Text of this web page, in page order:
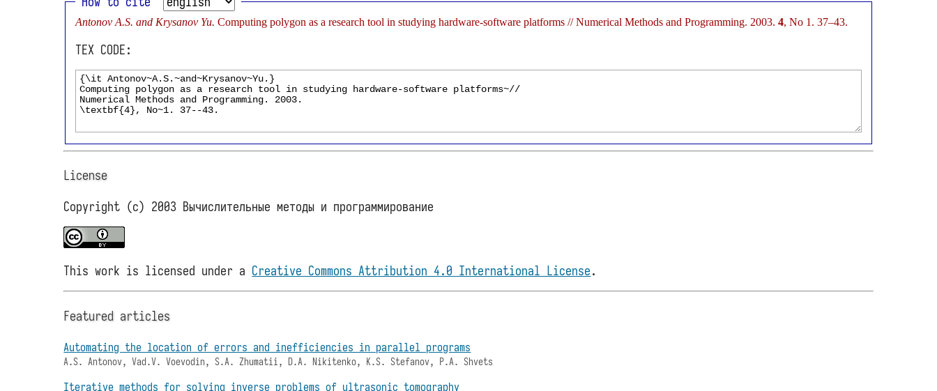
Antonov A.S. and Krysanov Yu. Computing polygon as a research tool in studying hardware-software platforms // Numerical Methods and Programming. 2003. 4, No 1. 37–43.
TEX CODE:
License
Copyright (c) 2003 Вычислительные методы и программирование
This work is licensed under a Creative Commons Attribution 4.0 International License.
Featured articles
Automating the location of errors and inefficiencies in parallel programs
A.S. Antonov, Vad.V. Voevodin, S.A. Zhumatii, D.A. Nikitenko, K.S. Stefanov, P.A. Shvets
Iterative methods for solving inverse problems of ultrasonic tomography